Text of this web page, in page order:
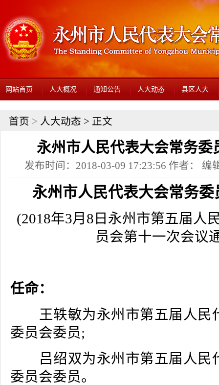
网站首页 人大概况 通知公告 人大动态 县区人大
首页 > 人大动态 > 正文
永州市人民代表大会常务委
发布时间：2018-03-09 17:23:56 作者： 编
永州市人民代表大会常务
(2018年3月8日永州市第五届人
员会第十一次会议
任命：
王轶敏为永州市第五届人民
委员会委员;
吕绍双为永州市第五届人民
委员会委员。